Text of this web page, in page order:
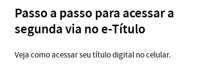
Passo a passo para acessar a
segunda via no e-Título
Veja como acessar seu título digital no celular.